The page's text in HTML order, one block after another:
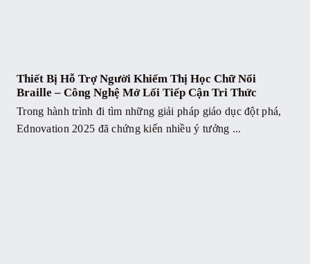
Thiết Bị Hỗ Trợ Người Khiếm Thị Học Chữ Nổi
Braille – Công Nghệ Mở Lối Tiếp Cận Tri Thức
Trong hành trình đi tìm những giải pháp giáo dục đột phá,
Ednovation 2025 đã chứng kiến nhiều ý tưởng ...